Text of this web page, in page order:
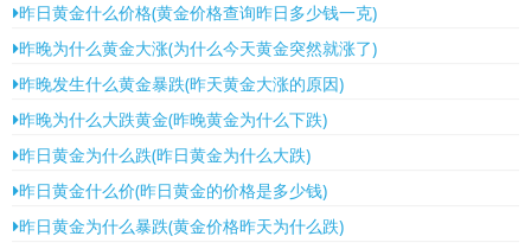
昨日黄金什么价格(黄金价格查询昨日多少钱一克)
昨晚为什么黄金大涨(为什么今天黄金突然就涨了)
昨晚发生什么黄金暴跌(昨天黄金大涨的原因)
昨晚为什么大跌黄金(昨晚黄金为什么下跌)
昨日黄金为什么跌(昨日黄金为什么大跌)
昨日黄金什么价(昨日黄金的价格是多少钱)
昨日黄金为什么暴跌(黄金价格昨天为什么跌)